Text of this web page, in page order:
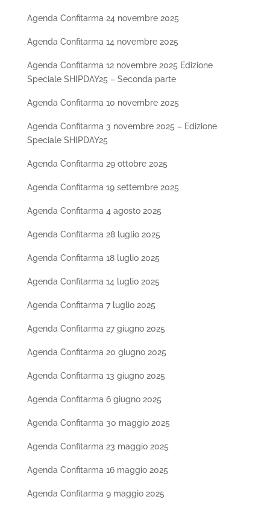
Agenda Confitarma 24 novembre 2025
Agenda Confitarma 14 novembre 2025
Agenda Confitarma 12 novembre 2025 Edizione
Speciale SHIPDAY25 – Seconda parte
Agenda Confitarma 10 novembre 2025
Agenda Confitarma 3 novembre 2025 – Edizione
Speciale SHIPDAY25
Agenda Confitarma 29 ottobre 2025
Agenda Confitarma 19 settembre 2025
Agenda Confitarma 4 agosto 2025
Agenda Confitarma 28 luglio 2025
Agenda Confitarma 18 luglio 2025
Agenda Confitarma 14 luglio 2025
Agenda Confitarma 7 luglio 2025
Agenda Confitarma 27 giugno 2025
Agenda Confitarma 20 giugno 2025
Agenda Confitarma 13 giugno 2025
Agenda Confitarma 6 giugno 2025
Agenda Confitarma 30 maggio 2025
Agenda Confitarma 23 maggio 2025
Agenda Confitarma 16 maggio 2025
Agenda Confitarma 9 maggio 2025